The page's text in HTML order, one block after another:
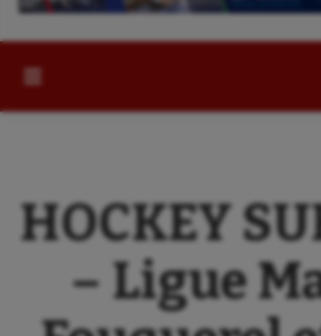
HOCKEY
– Ligue